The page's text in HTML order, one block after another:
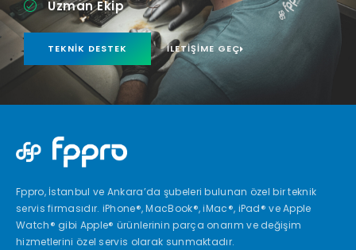
Uzman Ekip
TEKNIK DESTEK İLETIŞIME GEÇ
Fppro, İstanbul ve Ankara’da şubeleri bulunan özel bir teknik
servis firmasıdır. iPhone®, MacBook®, iMac®, iPad® ve Apple
Watch® gibi Apple® ürünlerinin parça onarım ve değişim
hizmetlerini özel servis olarak sunmaktadır.